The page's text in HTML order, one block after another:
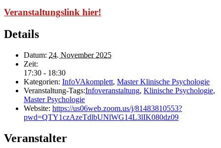
Veranstaltungslink hier!
Details
Datum: 24. November 2025
Zeit:
17:30 - 18:30
Kategorien: InfoVAkomplett, Master Klinische Psychologie
Veranstaltung-Tags:Infoveranstaltung, Klinische Psychologie,
Master Psychologie
Website: https://us06web.zoom.us/j/81483810553?
pwd=QTY1czAzeTdlbUNlWG14L3lIK080dz09
Veranstalter